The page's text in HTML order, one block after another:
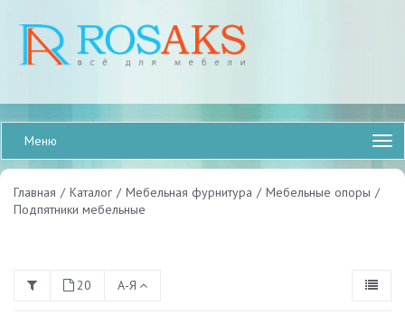
Меню
Главная / Каталог / Мебельная фурнитура / Мебельные опоры /
Подпятники мебельные
20 А-Я